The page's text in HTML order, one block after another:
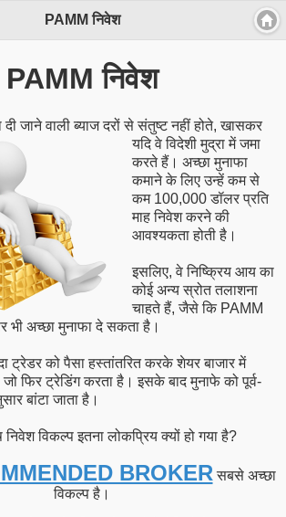
PAMM निवेश
PAMM निवेश
दी जाने वाली ब्याज दरों से संतुष्ट नहीं होते, खासकर
यदि वे विदेशीमुद्रा में जमा
करते हैं। अच्छा मुनाफा
कमाने के लिए उन्हें कम से
कम 100,000 डॉलर प्रति
माह निवेश करने की
आवश्यकता होती है।
इसलिए, वे निष्क्रिय आय का
कोई अन्य स्रोत तलाशना
चाहते हैं, जैसे कि PAMM
भी अच्छा मुनाफा दे सकता है।
ट्रेडर को पैसा हस्तांतरित करके शेयर बाजार में
फिर ट्रेडिंग करता है। इसके बाद मुनाफे को पूर्व-
बांटा जाता है।
निवेश विकल्प इतना लोकप्रिय क्यों हो गया है?
BROKER सबसे अच्छा
विकल्प है।